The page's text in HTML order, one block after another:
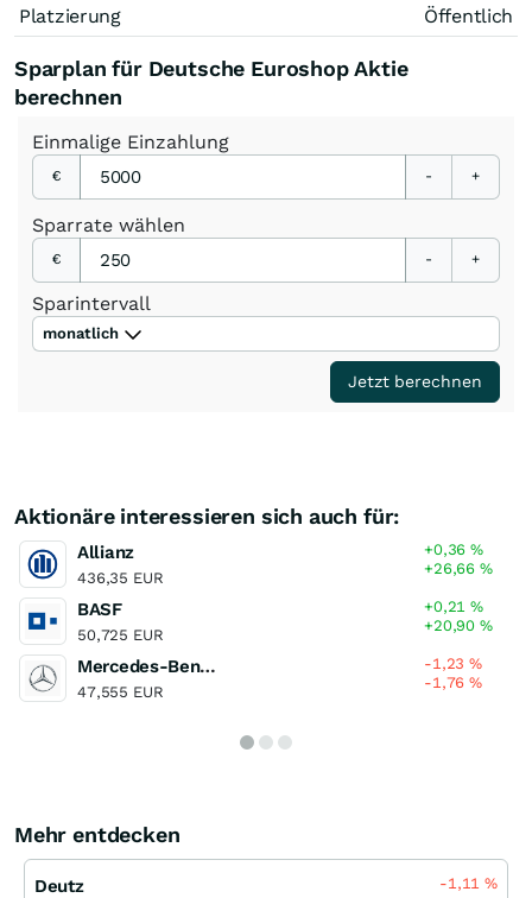
Platzierung
Öffentlich
Sparplan für Deutsche Euroshop Aktie
berechnen
Einmalige Einzahlung
€ - +
Sparrate wählen
€ - +
Sparintervall
monatlich
Jetzt berechnen
Aktionäre interessieren sich auch für:
Allianz
436,35 EUR
+0,36%
+26,66%
BASF
50,725 EUR
+0,21%
+20,90%
Mercedes-Benz Group
47,555 EUR
-1,23%
-1,76%
Mehr entdecken
Deutz -1,11%